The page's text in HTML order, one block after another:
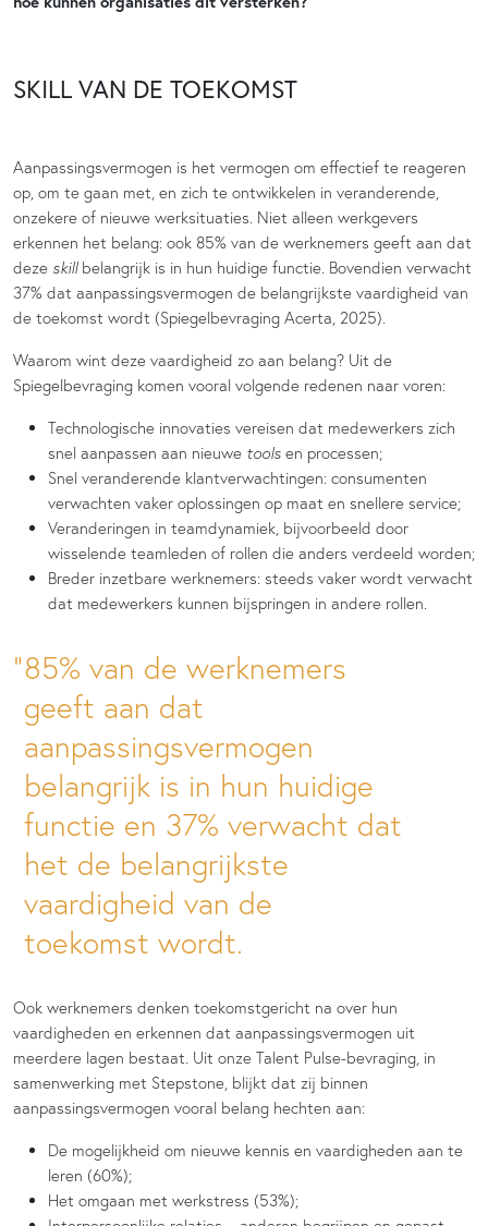
SKILL VAN DE TOEKOMST
Aanpassingsvermogen is het vermogen om effectief te reageren
op, om te gaan met, en zich te ontwikkelen in veranderende,
onzekere of nieuwe werksituaties. Niet alleen werkgevers
erkennen het belang: ook 85% van de werknemers geeft aan dat
deze skillbelangrijk is in hun huidige functie. Bovendien verwacht
37% dat aanpassingsvermogen de belangrijkste vaardigheid van
de toekomst wordt (Spiegelbevraging Acerta, 2025).
Waarom wint deze vaardigheid zo aan belang? Uit de
Spiegelbevraging komen vooral volgende redenen naar voren:
Technologische innovaties vereisen dat medewerkers zich
snel aanpassen aan nieuwe tools en processen;
Snel veranderende klantverwachtingen: consumenten
verwachten vaker oplossingen op maat en snellere service;
Veranderingen in teamdynamiek, bijvoorbeeld door
wisselende teamleden of rollen die anders verdeeld worden;
Breder inzetbare werknemers: steeds vaker wordt verwacht
dat medewerkers kunnen bijspringen in andere rollen.
85% van de werknemers
geeft aan dat
aanpassingsvermogen
belangrijk is in hun huidige
functie en 37% verwacht dat
het de belangrijkste
vaardigheid van de
toekomst wordt.
Ook werknemers denken toekomstgericht na over hun
vaardigheden en erkennen dat aanpassingsvermogen uit
meerdere lagen bestaat. Uit onze Talent Pulse-bevraging, in
samenwerking met Stepstone, blijkt dat zij binnen
aanpassingsvermogen vooral belang hechten aan:
De mogelijkheid om nieuwe kennis en vaardigheden aan te
leren (60%);
Het omgaan met werkstress (53%);